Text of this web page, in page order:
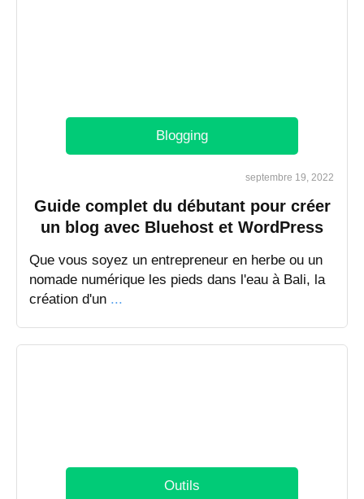
Blogging
septembre 19, 2022
Guide complet du débutant pour créer
un blog avec Bluehost et WordPress
Que vous soyez un entrepreneur en herbe ou un
nomade numérique les pieds dans l'eau à Bali, la
création d'un ...
Outils